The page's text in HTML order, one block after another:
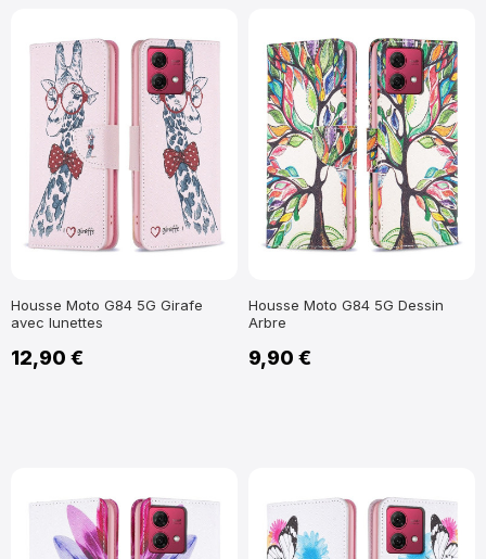
Housse Moto G84 5G Girafe
avec lunettes
12,90 €
Housse Moto G84 5G Dessin
Arbre
9,90 €